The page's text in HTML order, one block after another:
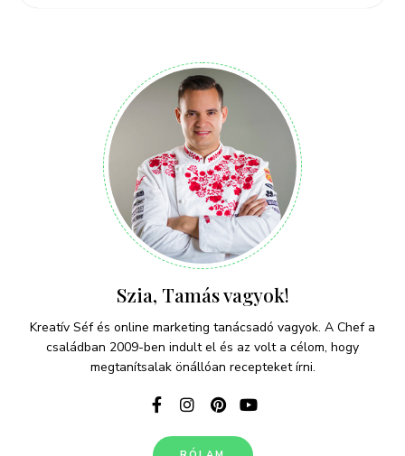
Szia, Tamás vagyok!
Kreatív Séf és online marketing tanácsadó vagyok. A Chef a
családban 2009-ben indult el és az volt a célom, hogy
megtanítsalak önállóan recepteket írni.